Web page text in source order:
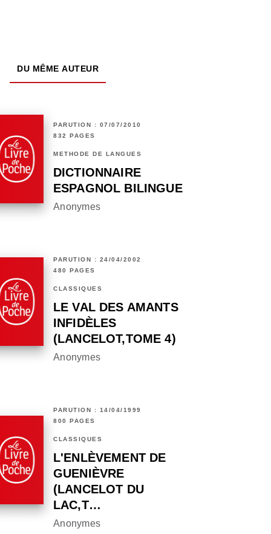
DU MÊME AUTEUR
PARUTION : 07/07/2010
832 PAGES
MÉTHODE DE LANGUES
DICTIONNAIRE
ESPAGNOL BILINGUE
Anonymes
PARUTION : 24/04/2002
480 PAGES
CLASSIQUES
LE VAL DES AMANTS
INFIDÈLES
(LANCELOT,TOME 4)
Anonymes
PARUTION : 14/04/1999
800 PAGES
CLASSIQUES
L'ENLÈVEMENT DE
GUENIÈVRE
(LANCELOT DU
LAC,T…
Anonymes